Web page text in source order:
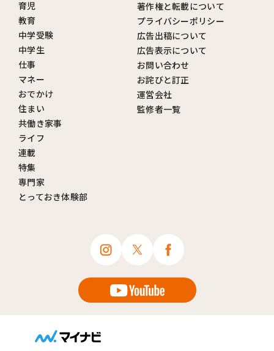
育児
教育
中学受験
中学生
仕事
マネー
おでかけ
住まい
共働き家事
ライフ
連載
特集
専門家
とっておき体験部
著作権と転載について
プライバシーポリシー
広告出稿について
広告表示について
お問い合わせ
お詫びと訂正
運営会社
監修者一覧